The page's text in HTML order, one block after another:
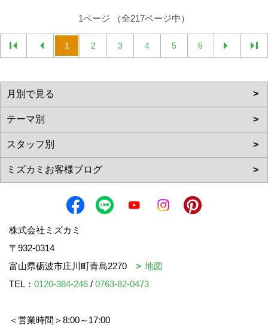
1ページ （全217ページ中）
1 2 3 4 5 6
株式会社ミズカミ
〒932-0314
富山県砺波市庄川町青島2270
地図
TEL： 0120-384-246 / 0763-82-0473
＜営業時間＞8:00～17:00